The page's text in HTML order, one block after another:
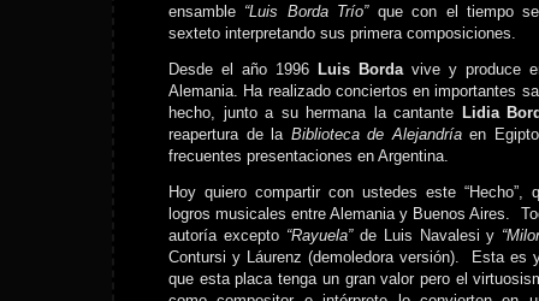
ensamble “Luis Borda Trío”que con el tiempo
sexteto interpretando sus primera composiciones.
Desde el año 1996 Luis Bordavive y produce
Alemania. Ha realizado conciertos en importantes
hecho, junto a su hermana la cantante Lidia
reapertura de la Biblioteca de Alejandría en
frecuentes presentaciones en Argentina.
Hoy quiero compartir con ustedes este “Hecho”,
logros musicales entre Alemania y Buenos Aires.
autoría excepto “Rayuela”de Luis Navalesi y
Contursi y Láurenz (demoledora versión). Esta es
que esta placa tenga un gran valor pero el